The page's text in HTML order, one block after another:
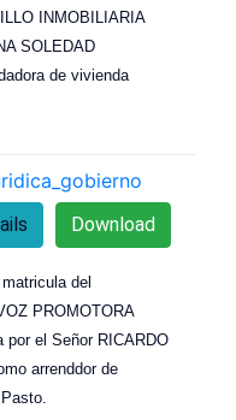
INMOBILIARIA
SOLEDAD
de vivienda
Download
del
PROMOTORA
por el Señor RICARDO
arrenddor de